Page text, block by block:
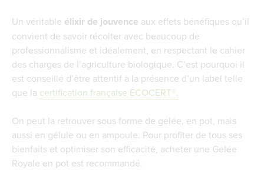
Un véritable élixir de jouvence aux effets bénéfiques qu’il
convient de savoir récolter avec beaucoup de
professionnalisme et idéalement, en respectant le cahier
des charges de l’agriculture biologique. C’est pourquoi il
est conseillé d’être attentif à la présence d’un label telle
que la certification française ECOCERT®.
On peut la retrouver sous forme de gelée, en pot, mais
aussi en gélule ou en ampoule. Pour profiter de tous ses
bienfaits et optimiser son efficacité, acheter une Gelée
Royale en pot est recommandé.